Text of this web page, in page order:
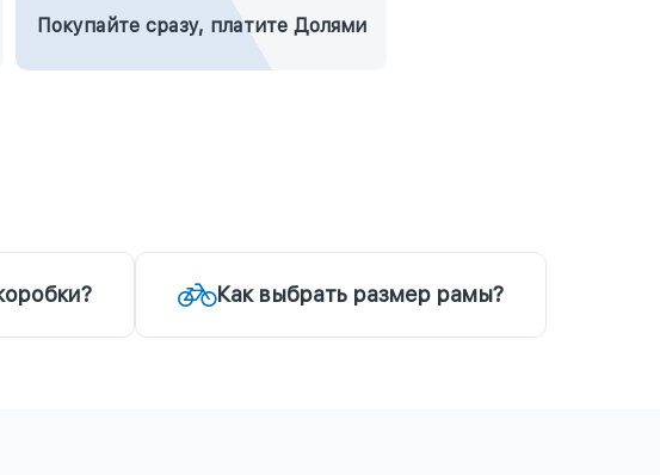
Покупайте сразу, платите Долями
Как выбрать размер рамы?